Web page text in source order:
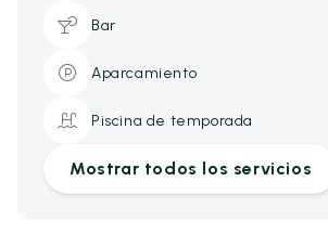
Bar
Aparcamiento
Piscina de temporada
Mostrar todos los servicios